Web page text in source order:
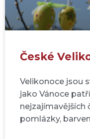
České
Velikonoce jsou
jako Vánoce
nejzajímavějších
pomlázky,